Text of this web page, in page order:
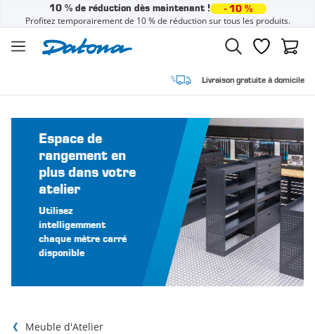
10 % de réduction dès maintenant ! - 10 %
Profitez temporairement de 10 % de réduction sur tous les produits.
Liste dePanier
Livraison gratuite à domicile
Espace de
rangement en
plus dans votre
atelier
Utilisez
intelligemment
chaque mètre carré
disponible
Meuble d'Atelier